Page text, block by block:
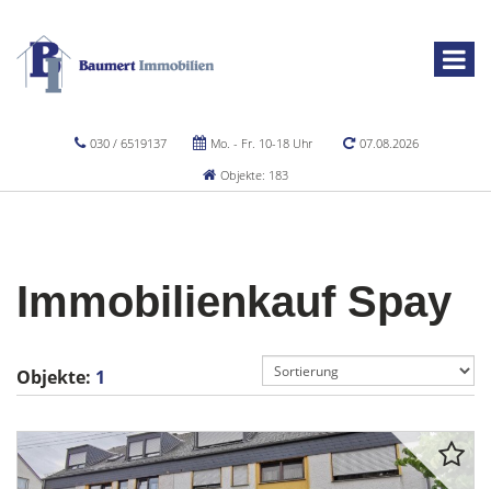
030 / 6519137 Mo. - Fr. 10-18 Uhr
07.08.2026
Objekte: 183
Immobilienkauf Spay
Objekte: 1